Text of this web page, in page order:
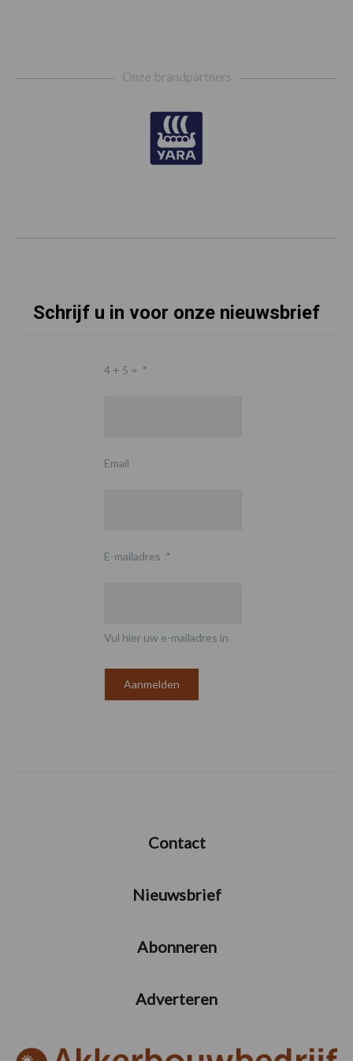
Onze brandpartners
Schrijf u in voor onze nieuwsbrief
4 + 5 = *
Email
E-mailadres *
Vul hier uw e-mailadres in
Contact
Nieuwsbrief
Abonneren
Adverteren